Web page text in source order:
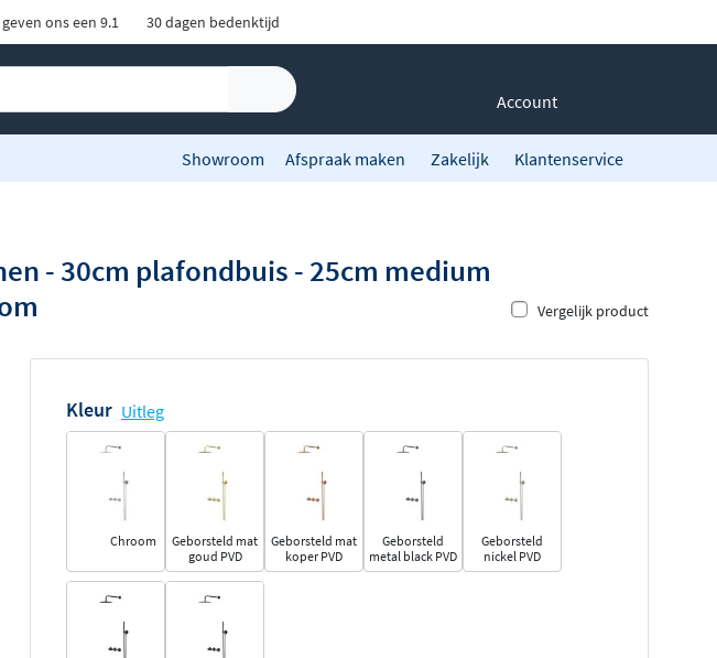
ons een 9.1 30 dagen bedenktijd
Account
Showroom Afspraak maken Zakelijk Klantenservice
- 30cm plafondbuis - 25cm medium
Vergelijk product
Kleur Uitleg
Chroom
Geborsteld mat
goud PVD
Geborsteld mat
koper PVD
Geborsteld
metal black PVD
Geborsteld
nickel PVD